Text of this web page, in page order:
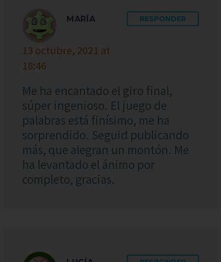
MARÍA
13 octubre, 2021 at
18:46
RESPONDER
Me ha encantado el giro final,
súper ingenioso. El juego de
palabras está finísimo, me ha
sorprendido. Seguid publicando
más, que alegran un montón. Me
ha levantado el ánimo por
completo, gracias.